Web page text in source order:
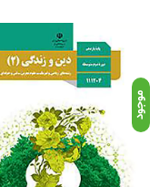
موجود